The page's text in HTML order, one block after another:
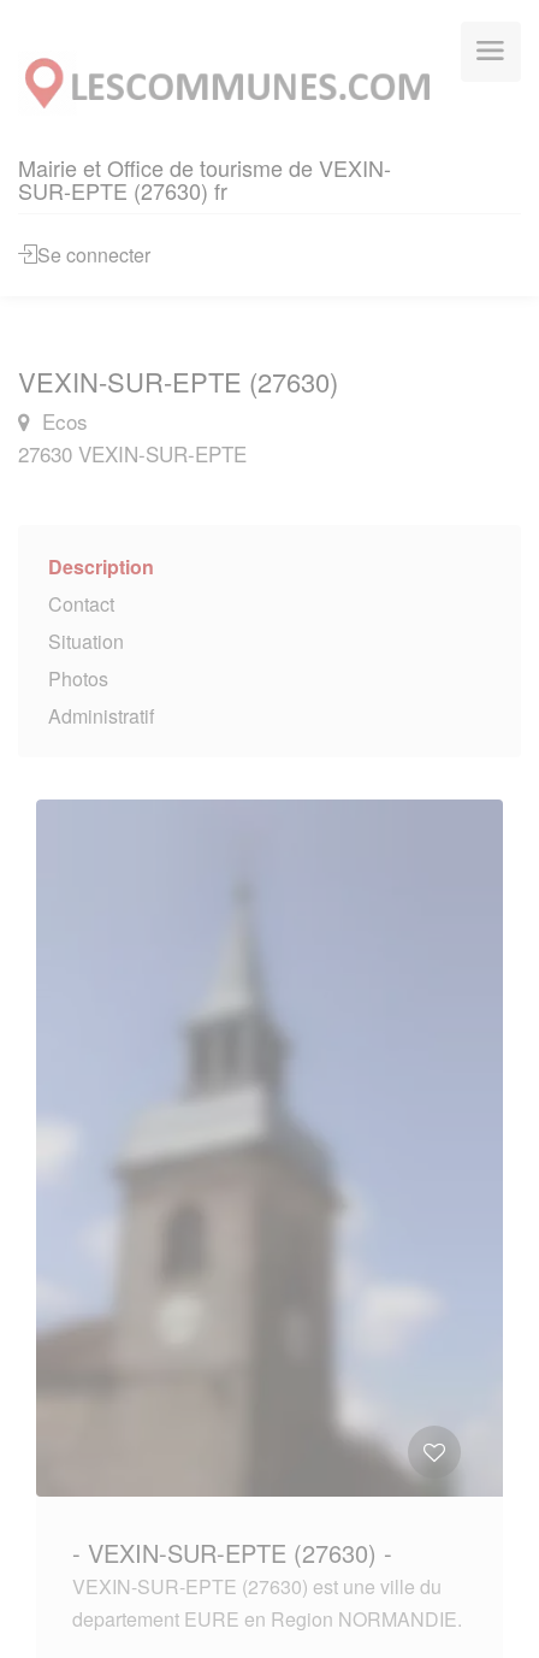
Mairie et Office de tourisme de VEXIN-
SUR-EPTE (27630) fr
Se connecter
VEXIN-SUR-EPTE (27630)
Ecos
27630 VEXIN-SUR-EPTE
Description
Contact
Situation
Photos
Administratif
- VEXIN-SUR-EPTE (27630) -
VEXIN-SUR-EPTE (27630) est une ville du
departement EURE en Region NORMANDIE.